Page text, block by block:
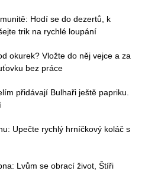
Hodí se do dezertů, k
trik na rychlé loupání
okurek? Vložte do něj vejce a za
bez práce
přidávají Bulhaři ještě papriku.
Upečte rychlý hrníčkový koláč s
Lvům se obrací život, Štíři